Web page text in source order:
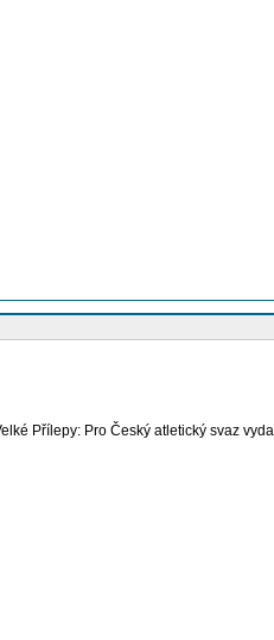
Přílepy: Pro Český atletický svaz